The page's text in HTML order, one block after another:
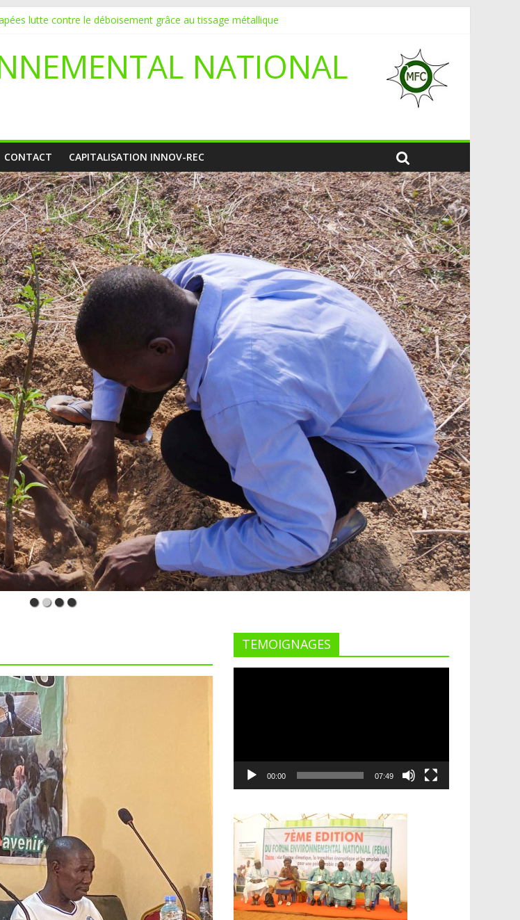
lutte contre le déboisement grâce au tissage métallique
nationale
de l’environnement
NATIONAL
CONTACT CAPITALISATION INNOV-REC
TEMOIGNAGES
00:00 07:49